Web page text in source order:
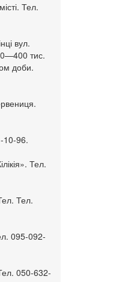
Тел.
вул.
тис.
доби.
10-96.
Тел.
Тел.
095-092-
050-632-